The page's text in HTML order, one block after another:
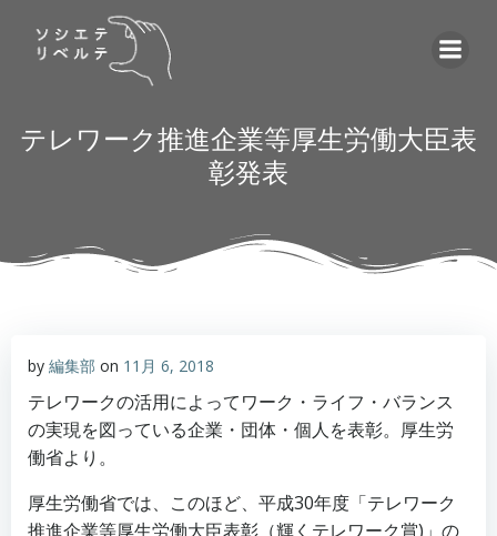
へ
ス
プ
テレワーク推進企業等厚生労働大臣表
彰発表
by 編集部 on 11月 6, 2018
テレワークの活用によってワーク・ライフ・バランス
の実現を図っている企業・団体・個人を表彰。厚生労
働省より。
厚生労働省では、このほど、平成30年度「テレワーク
推進企業等厚生労働大臣表彰（輝くテレワーク賞)」の